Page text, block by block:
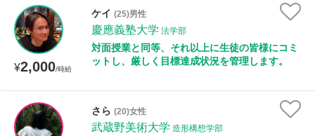
¥2,000/時給
ケイ (25)男性
慶應義塾大学 法学部
対面授業と同等、それ以上に生徒の皆様にコミ
ットし、厳しく目標達成状況を管理します。
さら (20)女性
武蔵野美術大学 造形構想学部
土曜日 日曜日
所属大学
距離：15km以内